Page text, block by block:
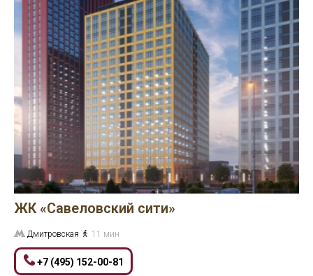
ЖК «Савеловский сити»
Дмитровская 11 мин
+7 (495) 152-00-81